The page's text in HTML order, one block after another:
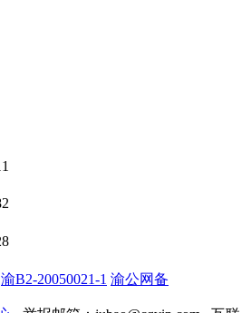
渝B2-20050021-1 渝公网备